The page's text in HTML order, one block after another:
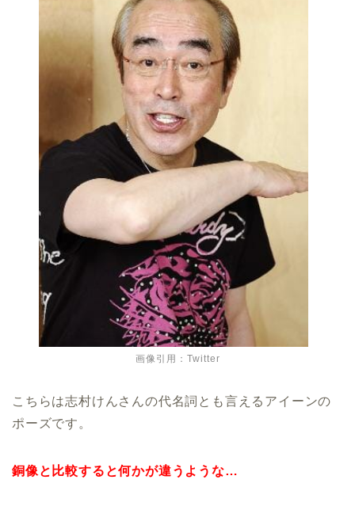
画像引用：Twitter
こちらは志村けんさんの代名詞とも言えるアイーンの
ポーズです。
銅像と比較すると何かが違うような…